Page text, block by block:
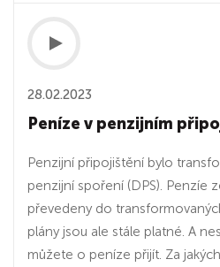
28.02.2023
Peníze v penzijním
Penzijní připojištění bylo
penzijní spoření (DPS). Penzíe
převedeny do
plány jsou ale stále platné. A
můžete o peníze přijít. Za